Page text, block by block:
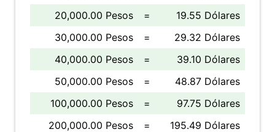
20,000.00 Pesos
=
19.55 Dólares
30,000.00 Pesos
=
29.32 Dólares
40,000.00 Pesos
=
39.10 Dólares
50,000.00 Pesos
=
48.87 Dólares
100,000.00 Pesos
=
97.75 Dólares
200,000.00 Pesos
= 195.49 Dólares